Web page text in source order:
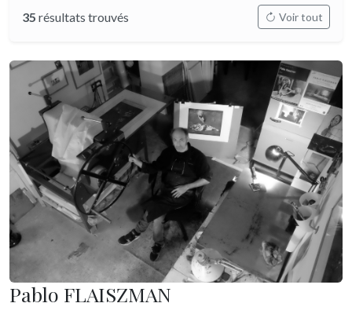
35 résultats trouvés Voir tout
Pablo FLAISZMAN